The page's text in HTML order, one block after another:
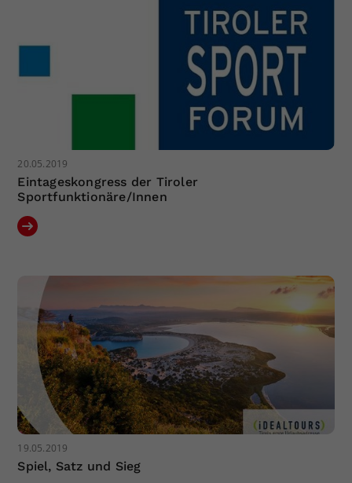
20.05.2019
Eintageskongress der Tiroler
Sportfunktionäre/Innen
19.05.2019
Spiel, Satz und Sieg